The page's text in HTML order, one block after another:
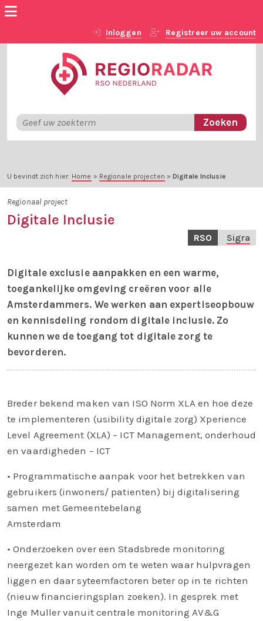
Inloggen Registreer uw account
U bevindt zich hier: Home » Regionale projecten »Digitale Inclusie
Regionaal project
Digitale Inclusie
RSO Sigra
Digitale exclusie aanpakken en een warme,
toegankelijke omgeving creëren voor alle
Amsterdammers. We werken aan expertiseopbouw
en kennisdeling rondom digitale inclusie. Zo
kunnen we de toegang tot digitale zorg te
bevorderen.
Breder bekend maken van ISO Norm XLA en hoe deze
te implementeren (usibility digitale zorg) Xperience
Level Agreement (XLA) – ICT Management, onderhoud
en vaardigheden – ICT
• Programmatische aanpak voor het betrekken van
gebruikers (inwoners/ patienten) bij digitalisering
samen met Gemeentebelang
Amsterdam
• Onderzoeken over een Stadsbrede monitoring
neergezet kan worden om te weten waar hulpvragen
liggen en daar syteemfactoren beter op in te richten
(nieuw financieringsplan zoeken). In gesprek met
Inge Muller vanuit centrale monitoring AV&G